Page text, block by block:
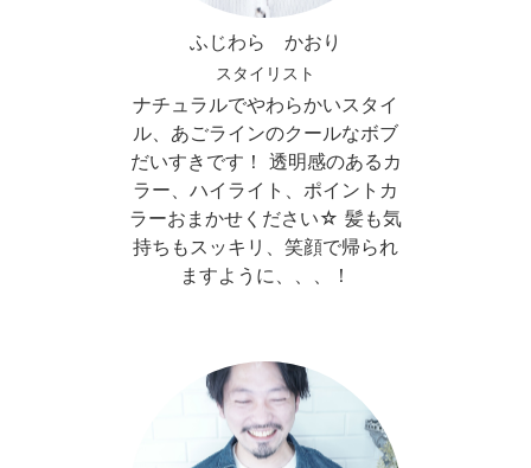
ふじわら かおり
スタイリスト
ナチュラルでやわらかいスタイ
ル、あごラインのクールなボブ
だいすきです！ 透明感のあるカ
ラー、ハイライト、ポイントカ
ラーおまかせください☆ 髪も気
持ちもスッキリ、笑顔で帰られ
ますように、、、！